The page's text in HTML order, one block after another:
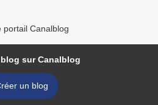
portail Canalblog
sur Canalblog
un blog